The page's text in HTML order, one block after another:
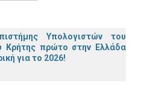
Υπολογιστών του
Κρήτης πρώτο στην Ελλάδα
για το 2026!